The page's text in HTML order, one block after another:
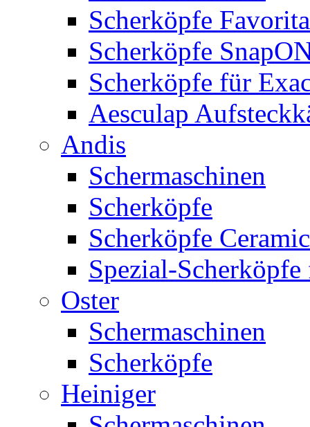
Scherköpfe
Scherköpfe
Scherköpfe für
Aesculap
Andis
Schermaschinen
Scherköpfe
Scherköpfe Ceramic
Spezial-
Oster
Schermaschinen
Scherköpfe
Heiniger